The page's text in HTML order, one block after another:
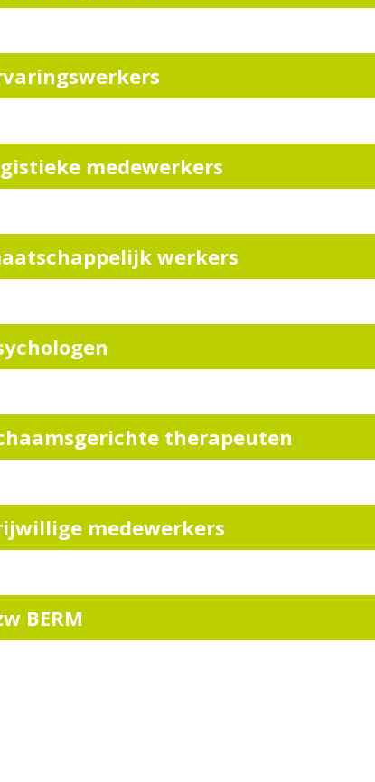
medewerkers
werkers
therapeuten
medewerkers
BERM